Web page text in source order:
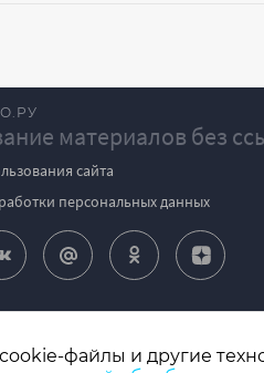
материалов без
сайта
персональных данных
файлы и другие